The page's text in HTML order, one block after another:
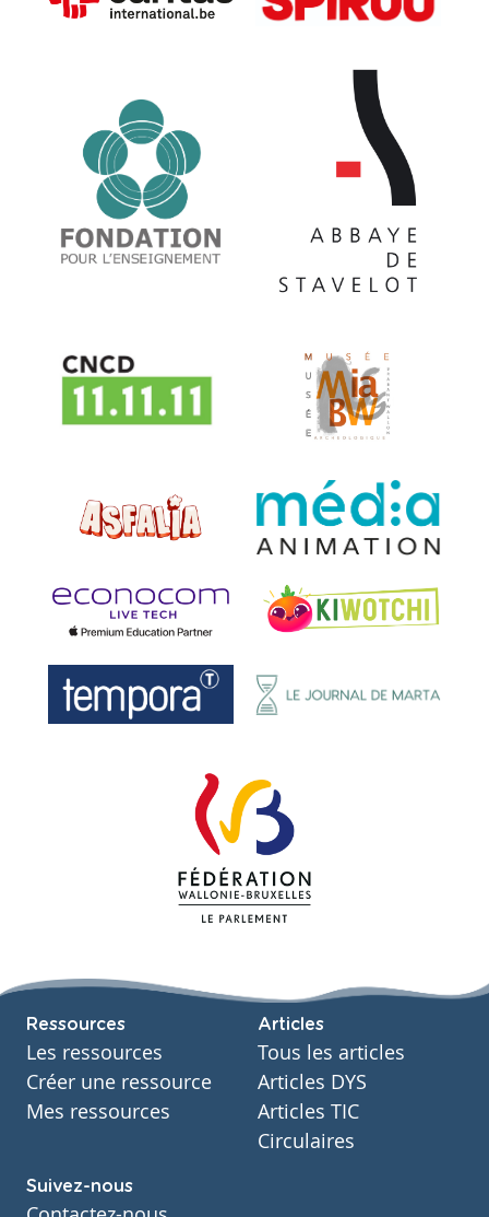
Ressources
Les ressources
Créer une ressource
Mes ressources
Articles
Tous les articles
Articles DYS
Articles TIC
Circulaires
Suivez-nous